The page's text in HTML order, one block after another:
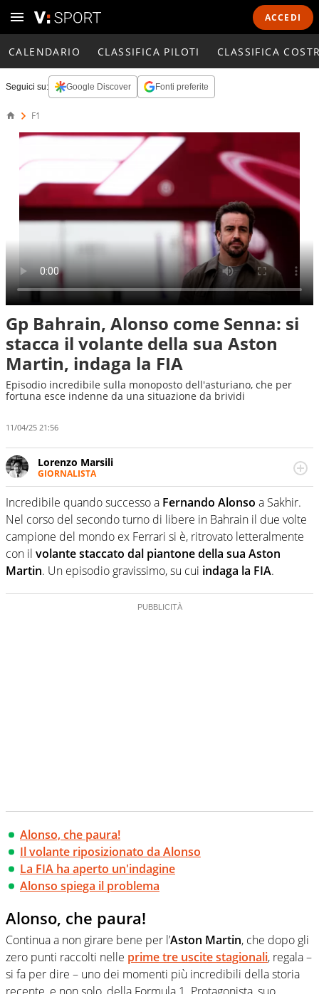
ACCEDI
CALENDARIO CLASSIFICA PILOTI CLASSIFICA
Seguici su: Google Discover Fonti preferite
F1
Gp Bahrain, Alonso come Senna: si
stacca il volante della sua Aston
Martin, indaga la FIA
Episodio incredibile sulla monoposto dell'asturiano, che per
fortuna esce indenne da una situazione da brividi
11/04/25 21:56
Lorenzo Marsili
GIORNALISTA
Giornalista pubblicista, redattore, divulgatore. E' una
delle anime video del sito: racconta in immagini un
evento e lo fa come pochi altri
Incredibile quando successo a Fernando Alonso a Sakhir.
Nel corso del secondo turno di libere in Bahrain il due volte
campione del mondo ex Ferrari si è, ritrovato letteralmente
con il volante staccato dal piantone della sua Aston
Martin. Un episodio gravissimo, su cui indaga la FIA.
Alonso, che paura!
Il volante riposizionato da Alonso
La FIA ha aperto un'indagine
Alonso spiega il problema
Alonso, che paura!
Continua a non girare bene per l’Aston Martin, che dopo gli
zero punti raccolti nelle prime tre uscite stagionali, regala –
si fa per dire – uno dei momenti più incredibili della storia